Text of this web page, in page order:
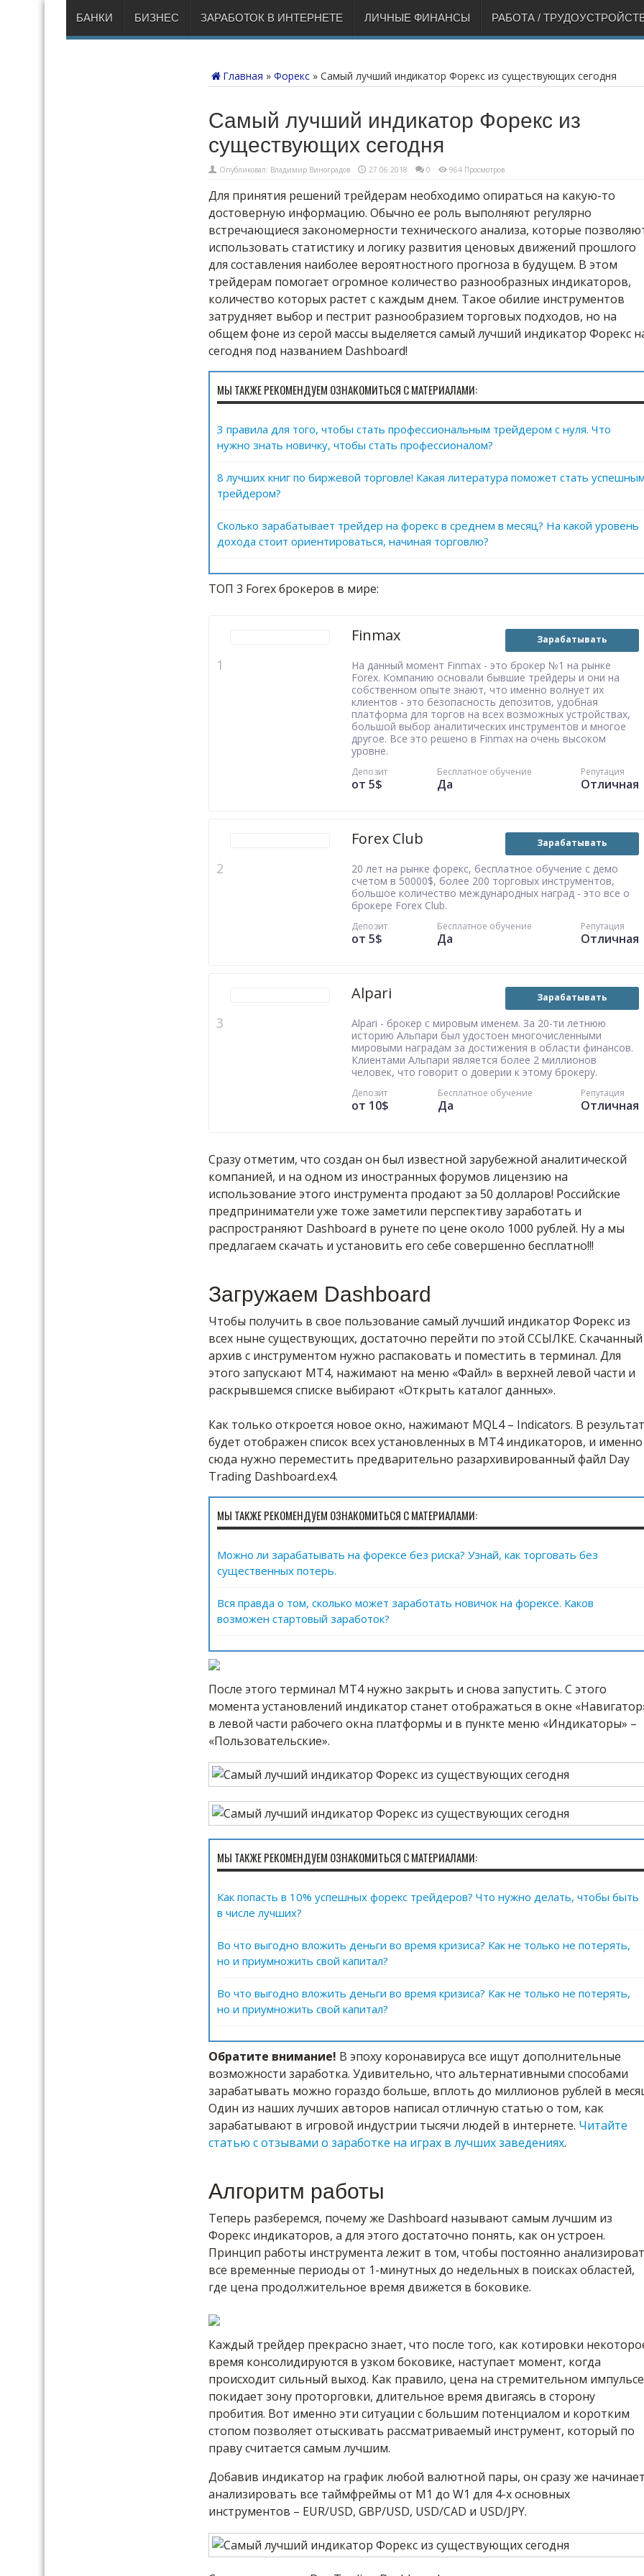
БАНКИ БИЗНЕС ЗАРАБОТОК В ИНТЕРНЕТЕ ЛИЧНЫЕ ФИНАНСЫ РАБОТА /
Главная » Форекс » Самый лучший индикатор Форекс из существующих сегодня
Самый лучший индикатор Форекс из
существующих сегодня
Опубликовал: Владимир Виноградов 27.06.2018 0 964 Просмотров
Для принятия решений трейдерам необходимо опираться на какую-то
достоверную информацию. Обычно ее роль выполняют регулярно
встречающиеся закономерности технического анализа, которые
использовать статистику и логику развития ценовых движений прошлого
для составления наиболее вероятностного прогноза в будущем. В этом
трейдерам помогает огромное количество разнообразных индикаторов,
количество которых растет с каждым днем. Такое обилие инструментов
затрудняет выбор и пестрит разнообразием торговых подходов, но на
общем фоне из серой массы выделяется самый лучший индикатор Форекс
сегодня под названием Dashboard!
МЫ ТАКЖЕ РЕКОМЕНДУЕМ ОЗНАКОМИТЬСЯ С МАТЕРИАЛАМИ:
3 правила для того, чтобы стать профессиональным трейдером с нуля. Что
нужно знать новичку, чтобы стать профессионалом?
8 лучших книг по биржевой торговле! Какая литература поможет стать
трейдером?
Сколько зарабатывает трейдер на форекс в среднем в месяц? На какой уровень
дохода стоит ориентироваться, начиная торговлю?
ТОП 3 Forex брокеров в мире:
Finmax Зарабатывать
На данный момент Finmax - это брокер №1 на рынке
Forex. Компанию основали бывшие трейдеры и они на
собственном опыте знают, что именно волнует их
клиентов - это безопасность депозитов, удобная
платформа для торгов на всех возможных устройствах,
большой выбор аналитических инструментов и многое
другое. Все это решено в Finmax на очень высоком
уровне.
Депозит
от 5$
Бесплатное обучение
Да
Репутация
Отличная
Forex Club Зарабатывать
20 лет на рынке форекс, бесплатное обучение с демо
счетом в 50000$, более 200 торговых инструментов,
большое количество международных наград - это все о
брокере Forex Club.
Депозит
от 5$
Бесплатное обучение
Да
Репутация
Отличная
Alpari Зарабатывать
Alpari - брокер с мировым именем. За 20-ти летнюю
историю Альпари был удостоен многочисленными
мировыми наградам за достижения в области финансов.
Клиентами Альпари является более 2 миллионов
человек, что говорит о доверии к этому брокеру.
Депозит
от 10$
Бесплатное обучение
Да
Репутация
Отличная
Сразу отметим, что создан он был известной зарубежной аналитической
компанией, и на одном из иностранных форумов лицензию на
использование этого инструмента продают за 50 долларов! Российские
предприниматели уже тоже заметили перспективу заработать и
распространяют Dashboard в рунете по цене около 1000 рублей. Ну а мы
предлагаем скачать и установить его себе совершенно бесплатно!!!
Загружаем Dashboard
Чтобы получить в свое пользование самый лучший индикатор Форекс из
всех ныне существующих, достаточно перейти по этой ССЫЛКЕ. Скачанный
архив с инструментом нужно распаковать и поместить в терминал. Для
этого запускают МТ4, нажимают на меню «Файл» в верхней левой части и
раскрывшемся списке выбирают «Открыть каталог данных».
Как только откроется новое окно, нажимают MQL4 – Indicators. В
будет отображен список всех установленных в МТ4 индикаторов, и именно
сюда нужно переместить предварительно разархивированный файл Day
Trading Dashboard.ex4.
МЫ ТАКЖЕ РЕКОМЕНДУЕМ ОЗНАКОМИТЬСЯ С МАТЕРИАЛАМИ:
Можно ли зарабатывать на форексе без риска? Узнай, как торговать без
существенных потерь.
Вся правда о том, сколько может заработать новичок на форексе. Каков
возможен стартовый заработок?
После этого терминал МТ4 нужно закрыть и снова запустить. С этого
момента установлений индикатор станет отображаться в окне
в левой части рабочего окна платформы и в пункте меню «Индикаторы» –
«Пользовательские».
МЫ ТАКЖЕ РЕКОМЕНДУЕМ ОЗНАКОМИТЬСЯ С МАТЕРИАЛАМИ:
Как попасть в 10% успешных форекс трейдеров? Что нужно делать, чтобы быть
в числе лучших?
Во что выгодно вложить деньги во время кризиса? Как не только не потерять,
но и приумножить свой капитал?
Во что выгодно вложить деньги во время кризиса? Как не только не потерять,
но и приумножить свой капитал?
Обратите внимание! В эпоху коронавируса все ищут дополнительные
возможности заработка. Удивительно, что альтернативными способами
зарабатывать можно гораздо больше, вплоть до миллионов рублей в
Один из наших лучших авторов написал отличную статью о том, как
зарабатывают в игровой индустрии тысячи людей в интернете. Читайте
статью с отзывами о заработке на играх в лучших заведениях.
Алгоритм работы
Теперь разберемся, почему же Dashboard называют самым лучшим из
Форекс индикаторов, а для этого достаточно понять, как он устроен.
Принцип работы инструмента лежит в том, чтобы постоянно
все временные периоды от 1-минутных до недельных в поисках областей,
где цена продолжительное время движется в боковике.
Каждый трейдер прекрасно знает, что после того, как котировки
время консолидируются в узком боковике, наступает момент, когда
происходит сильный выход. Как правило, цена на стремительном импульсе
покидает зону проторговки, длительное время двигаясь в сторону
пробития. Вот именно эти ситуации с большим потенциалом и коротким
стопом позволяет отыскивать рассматриваемый инструмент, который по
праву считается самым лучшим.
Добавив индикатор на график любой валютной пары, он сразу же
анализировать все таймфреймы от М1 до W1 для 4-х основных
инструментов – EUR/USD, GBP/USD, USD/CAD и USD/JPY.